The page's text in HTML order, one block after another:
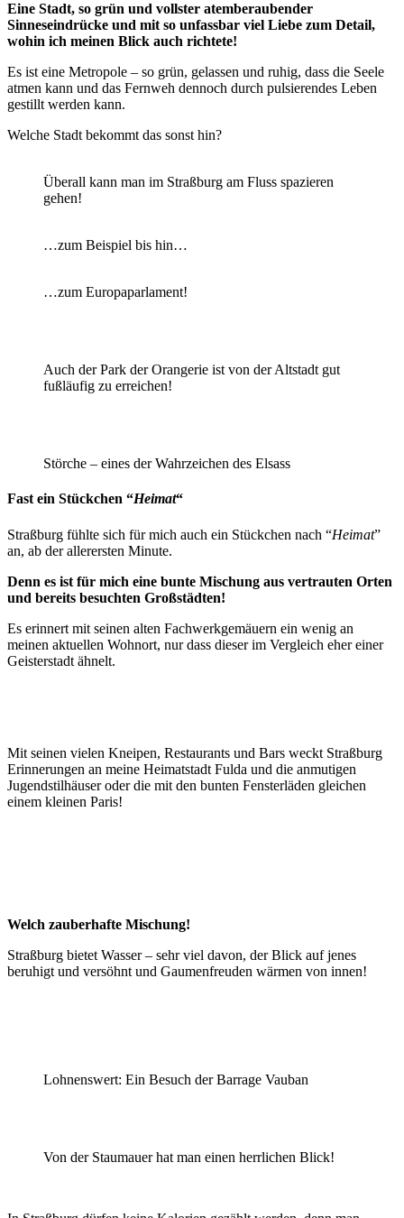
Eine Stadt, so grün und vollster atemberaubender
Sinneseindrücke und mit so unfassbar viel Liebe zum Detail,
wohin ich meinen Blick auch richtete!
Es ist eine Metropole – so grün, gelassen und ruhig, dass die Seele
atmen kann und das Fernweh dennoch durch pulsierendes Leben
gestillt werden kann.
Welche Stadt bekommt das sonst hin?
Überall kann man im Straßburg am Fluss spazieren
gehen!
…zum Beispiel bis hin…
…zum Europaparlament!
Auch der Park der Orangerie ist von der Altstadt gut
fußläufig zu erreichen!
Störche – eines der Wahrzeichen des Elsass
Fast ein Stückchen “Heimat“
Straßburg fühlte sich für mich auch ein Stückchen nach “Heimat”
an, ab der allerersten Minute.
Denn es ist für mich eine bunte Mischung aus vertrauten Orten
und bereits besuchten Großstädten!
Es erinnert mit seinen alten Fachwerkgemäuern ein wenig an
meinen aktuellen Wohnort, nur dass dieser im Vergleich eher einer
Geisterstadt ähnelt.
Mit seinen vielen Kneipen, Restaurants und Bars weckt Straßburg
Erinnerungen an meine Heimatstadt Fulda und die anmutigen
Jugendstilhäuser oder die mit den bunten Fensterläden gleichen
einem kleinen Paris!
Welch zauberhafte Mischung!
Straßburg bietet Wasser – sehr viel davon, der Blick auf jenes
beruhigt und versöhnt und Gaumenfreuden wärmen von innen!
Lohnenswert: Ein Besuch der Barrage Vauban
Von der Staumauer hat man einen herrlichen Blick!